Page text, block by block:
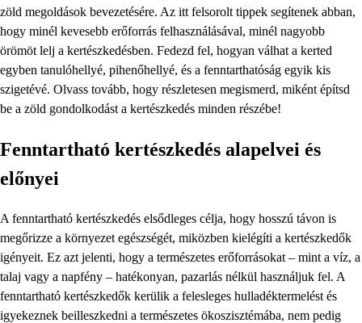
zöld megoldások bevezetésére. Az itt felsorolt tippek segítenek abban,
hogy minél kevesebb erőforrás felhasználásával, minél nagyobb
örömöt lelj a kertészkedésben. Fedezd fel, hogyan válhat a kerted
egyben tanulóhellyé, pihenőhellyé, és a fenntarthatóság egyik kis
szigetévé. Olvass tovább, hogy részletesen megismerd, miként építsd
be a zöld gondolkodást a kertészkedés minden részébe!
Fenntartható kertészkedés alapelvei és
előnyei
A fenntartható kertészkedés elsődleges célja, hogy hosszú távon is
megőrizze a környezet egészségét, miközben kielégíti a kertészkedők
igényeit. Ez azt jelenti, hogy a természetes erőforrásokat – mint a víz, a
talaj vagy a napfény – hatékonyan, pazarlás nélkül használjuk fel. A
fenntartható kertészkedők kerülik a felesleges hulladéktermelést és
igyekeznek beilleszkedni a természetes ökoszisztémába, nem pedig